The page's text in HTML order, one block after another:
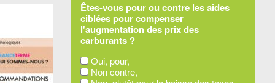
Êtes-vous pour ou contre les aides
ciblées pour compenser
l'augmentation des prix des
carburants ?
Oui, pour,
Non contre,